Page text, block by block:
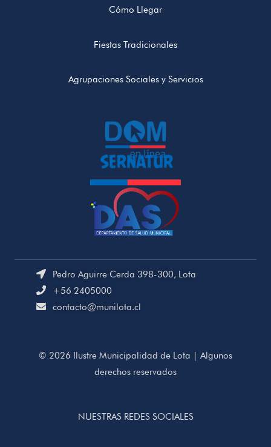
Cómo Llegar
Fiestas Tradicionales
Agrupaciones Sociales y Servicios
Pedro Aguirre Cerda 398-300, Lota
+56 2405000
contacto@munilota.cl
© 2026 Ilustre Municipalidad de Lota | Algunos
derechos reservados
NUESTRAS REDES SOCIALES